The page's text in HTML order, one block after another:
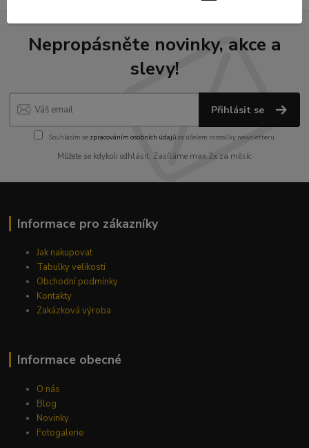
Nepropásněte novinky, akce a
slevy!
Přihlásit se
Souhlasím se zpracováním osobních údajůza účelem rozesílky newsletteru.
Můžete se kdykoli odhlásit. Zasíláme max.2x za měsíc
Informace pro zákazníky
Jak nakupovat
Tabulky velikostí
Obchodní podmínky
Kontakty
Zakázková výroba
Informace obecné
O nás
Blog
Novinky
Fotogalerie